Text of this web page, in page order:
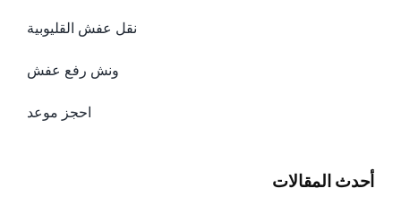
نقل عفش القليوبية
ونش رفع عفش
احجز موعد
أحدث المقالات